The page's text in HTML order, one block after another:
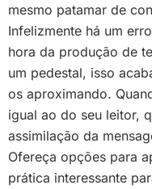
mesmo patamar de
Infelizmente há um
hora da produção de
um pedestal, isso
os aproximando.
igual ao do seu leitor,
assimilação da
Ofereça opções para
prática interessante